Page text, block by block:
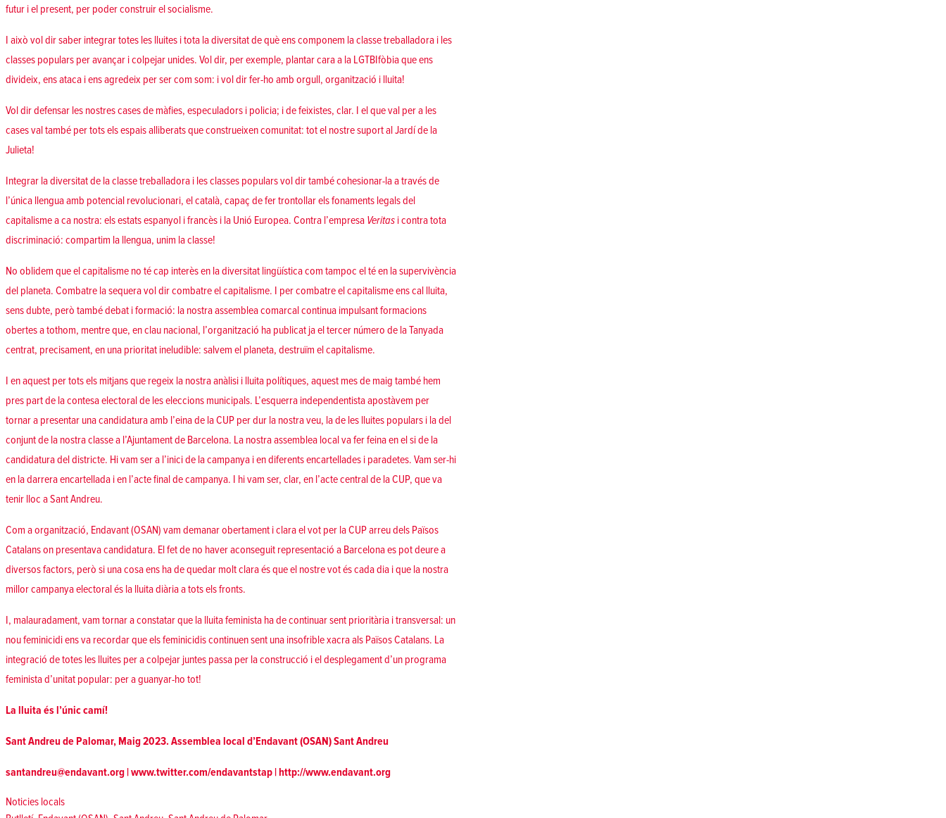
futur i el present, per poder construir el socialisme.
I això vol dir saber integrar totes les lluites i tota la diversitat de què ens componem la classe treballadora i les
classes populars per avançar i colpejar unides. Vol dir, per exemple, plantar cara a la LGTBIfòbiaque ens
divideix, ens ataca i ens agredeix per ser com som: i vol dir fer-ho amb orgull, organització i lluita!
Vol dirdefensar les nostres casesde màfies, especuladors i policia; i defeixistes, clar. I el que val per a les
cases val també per tots els espais alliberats que construeixen comunitat: tot el nostre suport al Jardí de la
Julieta!
Integrar la diversitat de la classe treballadora i les classes populars vol dir també cohesionar-la a través de
l’única llengua amb potencial revolucionari, el català, capaç de fer trontollar els fonaments legals del
capitalisme a ca nostra: els estats espanyol i francès i la Unió Europea. Contra l’empresa Veritas icontra tota
discriminació: compartim la llengua, unim la classe!
No oblidem que el capitalisme no té cap interès en la diversitat lingüística com tampoc el té en la supervivència
del planeta. Combatre la sequeravol dircombatre el capitalisme. I per combatre el capitalisme ens cal lluita,
sens dubte, però també debat i formació: la nostra assemblea comarcal continua impulsantformacions
obertes a tothom, mentre que, en clau nacional, l’organització ha publicat ja eltercer número de la Tanyada
centrat, precisament, en una prioritat ineludible: salvem el planeta, destruïm el capitalisme.
I en aquest per tots els mitjans que regeix la nostra anàlisi i lluita polítiques, aquest mes de maig també hem
pres part de la contesa electoral de les eleccions municipals. L’esquerra independentista apostàvem per
tornar a presentar una candidatura amb l’eina de la CUP per dur la nostra veu, la de les lluites populars i la del
conjunt de la nostra classe a l’Ajuntament de Barcelona. La nostra assemblea local va fer feina en el si de la
candidatura del districte. Hi vam ser a l’inici de la campanya i en diferentsencartellades i paradetes. Vam ser-hi
en ladarrera encartellada i en l’acte final de campanya. I hi vam ser, clar, en l’acte central de la CUP, queva
tenir lloc a Sant Andreu.
Com a organització, Endavant (OSAN) vam demanar obertament i clara el vot per la CUP arreu dels Països
Catalanson presentava candidatura. El fet de no haver aconseguit representació a Barcelona es pot deure a
diversos factors, però si una cosa ens ha de quedar molt clara és que el nostre vot és cada dia i que la nostra
millor campanya electoral és la lluita diària a tots els fronts.
I, malauradament, vam tornar a constatar que la lluita feminista ha de continuar sent prioritària i transversal: un
nou feminicidiens va recordar que els feminicidis continuen sent una insofriblexacra als Països Catalans. La
integració de totes les lluites per a colpejar juntes passa per la construcció i el desplegament d’un programa
feminista d’unitat popular: per a guanyar-ho tot!
La lluita és l’únic camí!
Sant Andreu de Palomar, Maig 2023. Assemblea local d’Endavant (OSAN) Sant Andreu
santandreu@endavant.org |www.twitter.com/endavantstap |http://www.endavant.org
Posted in
Noticies locals